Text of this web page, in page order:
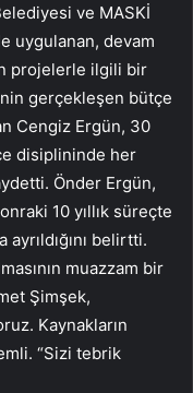
ve MASKİ
uygulanan, devam
projelerle ilgili bir
gerçekleşen bütçe
Cengiz Ergün, 30
disiplininde her
Önder Ergün,
10 yıllık süreçte
ayrıldığını belirtti.
muazzam bir
Şimşek,
Kaynakların
“Sizi tebrik